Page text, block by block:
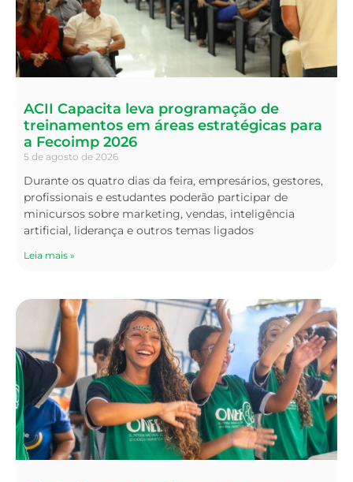
ACII Capacita leva programação de
treinamentos em áreas estratégicas para
a Fecoimp 2026
5 de agosto de 2026
Durante os quatro dias da feira, empresários, gestores,
profissionais e estudantes poderão participar de
minicursos sobre marketing, vendas, inteligência
artificial, liderança e outros temas ligados
Leia mais »